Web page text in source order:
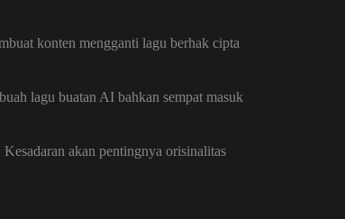
konten mengganti lagu berhak cipta
lagu buatan AI bahkan sempat masuk
akan pentingnya orisinalitas